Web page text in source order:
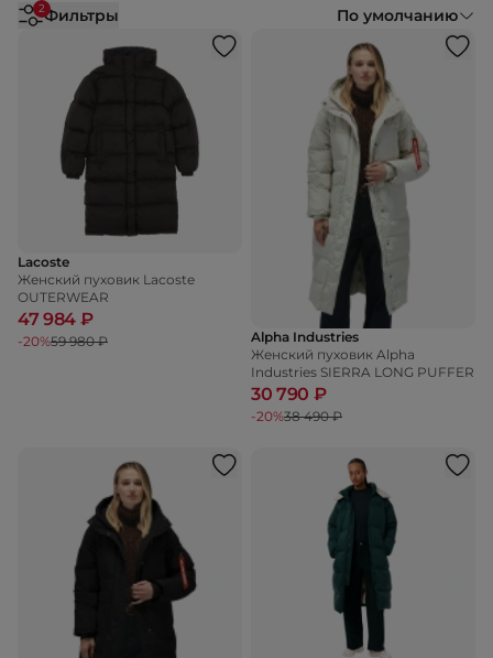
2Фильтры По умолчанию
Lacoste
Женский пуховик Lacoste
OUTERWEAR
47 984 ₽
-20%59 980 ₽
Alpha Industries
Женский пуховик Alpha
Industries SIERRA LONG PUFFER
30 790 ₽
-20%38 490 ₽